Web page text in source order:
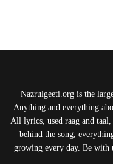
Nazrulgeeti.org is the
Anything and everything
All lyrics, used raag and
behind the song,
growing every day. Be with